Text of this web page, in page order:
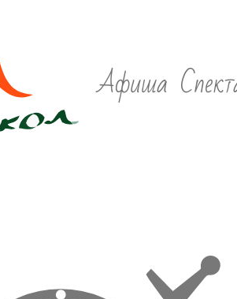
Афиша